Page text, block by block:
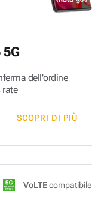
dell'ordine
SCOPRI DI PIÙ
VoLTEcompatibile